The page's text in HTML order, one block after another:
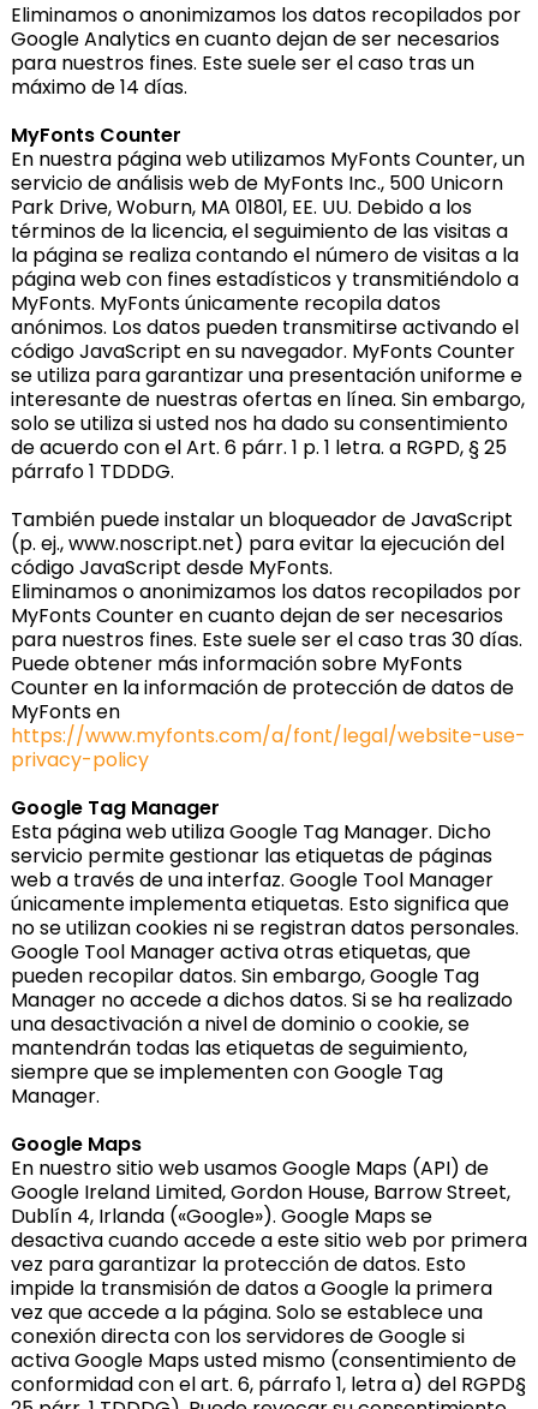
Eliminamos o anonimizamos los datos recopilados por
Google Analytics en cuanto dejan de ser necesarios
para nuestros fines. Este suele ser el caso tras un
máximo de 14 días.
MyFonts Counter
En nuestra página web utilizamos MyFonts Counter, un
servicio de análisis web de MyFonts Inc., 500 Unicorn
Park Drive, Woburn, MA 01801, EE. UU. Debido a los
términos de la licencia, el seguimiento de las visitas a
la página se realiza contando el número de visitas a la
página web con fines estadísticos y transmitiéndolo a
MyFonts. MyFonts únicamente recopila datos
anónimos. Los datos pueden transmitirse activando el
código JavaScript en su navegador. MyFonts Counter
se utiliza para garantizar una presentación uniforme e
interesante de nuestras ofertas en línea. Sin embargo,
solo se utiliza si usted nos ha dado su consentimiento
de acuerdo con el Art. 6 párr. 1 p. 1 letra. a RGPD, § 25
párrafo 1 TDDDG.
También puede instalar un bloqueador de JavaScript
(p. ej., www.noscript.net) para evitar la ejecución del
código JavaScript desde MyFonts.
Eliminamos o anonimizamos los datos recopilados por
MyFonts Counter en cuanto dejan de ser necesarios
para nuestros fines. Este suele ser el caso tras 30 días.
Puede obtener más información sobre MyFonts
Counter en la información de protección de datos de
MyFonts en
https://www.myfonts.com/a/font/legal/website-use-
privacy-policy
Google Tag Manager
Esta página web utiliza Google Tag Manager. Dicho
servicio permite gestionar las etiquetas de páginas
web a través de una interfaz. Google Tool Manager
únicamente implementa etiquetas. Esto significa que
no se utilizan cookies ni se registran datos personales.
Google Tool Manager activa otras etiquetas, que
pueden recopilar datos. Sin embargo, Google Tag
Manager no accede a dichos datos. Si se ha realizado
una desactivación a nivel de dominio o cookie, se
mantendrán todas las etiquetas de seguimiento,
siempre que se implementen con Google Tag
Manager.
Google Maps
En nuestro sitio web usamos Google Maps (API) de
Google Ireland Limited, Gordon House, Barrow Street,
Dublín 4, Irlanda («Google»). Google Maps se
desactiva cuando accede a este sitio web por primera
vez para garantizar la protección de datos. Esto
impide la transmisión de datos a Google la primera
vez que accede a la página. Solo se establece una
conexión directa con los servidores de Google si
activa Google Maps usted mismo (consentimiento de
conformidad con el art. 6, párrafo 1, letra a) del RGPD§